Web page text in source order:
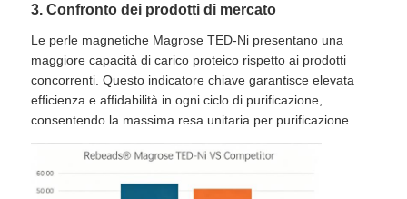
3. Confronto dei prodotti di mercato
Le perle magnetiche Magrose TED-Ni presentano una
maggiore capacità di carico proteico rispetto ai prodotti
concorrenti. Questo indicatore chiave garantisce elevata
efficienza e affidabilità in ogni ciclo di purificazione,
consentendo la massima resa unitaria per purificazione